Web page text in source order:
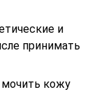
и
принимать
мочить кожу